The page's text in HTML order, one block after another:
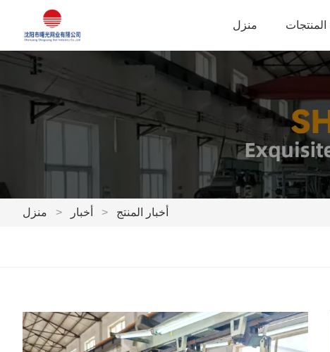
منزل المنتجات
منزل > أخبار > أخبار المنتج